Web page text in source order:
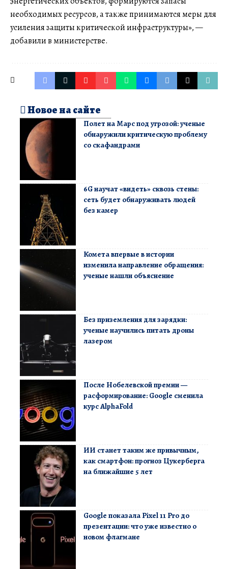
необходимых ресурсов, а также принимаются меры для
усиления защиты критической инфраструктуры», —
добавили в министерстве.
Новое на сайте
Полет на Марс под угрозой: ученые
обнаружили критическую проблему
со скафандрами
6G научат «видеть» сквозь стены:
сеть будет обнаруживать людей
без камер
Комета впервые в истории
изменила направление обращения:
ученые нашли объяснение
Без приземления для зарядки:
ученые научились питать дроны
лазером
После Нобелевской премии —
расформирование: Google сменила
курс AlphaFold
ИИ станет таким же привычным,
как смартфон: прогноз Цукерберга
на ближайшие 5 лет
Google показала Pixel 11 Pro до
презентации: что уже известно о
новом флагмане